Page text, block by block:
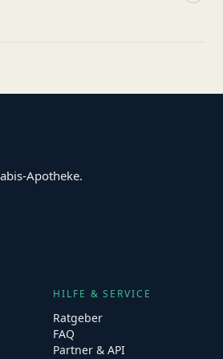
Apotheke.
HILFE & SERVICE
Ratgeber
FAQ
Partner & API